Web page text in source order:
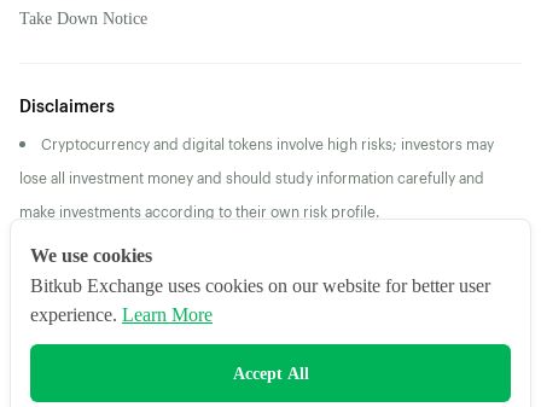
Take Down Notice
Disclaimers
Cryptocurrency and digital tokens involve high risks; investors may
lose all investment money and should study information carefully and
make investments according to their own risk profile.
Returns/Past Performance does not guarantee future
returns/performance
We use cookies
Bitkub Exchange uses cookies on our website for better user
experience. Learn More
Accept All